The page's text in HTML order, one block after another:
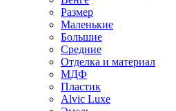
Размер
Маленькие
Большие
Средние
Отделка и материал
МДФ
Пластик
Alvic Luxe